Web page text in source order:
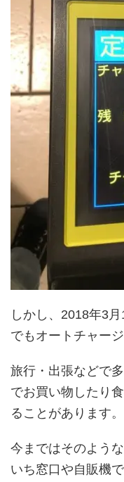
しかし、2018年3
でもオートチャー
旅行・出張などで
でお買い物したり
ることがあります。
今まではそのよう
いち窓口や自販機